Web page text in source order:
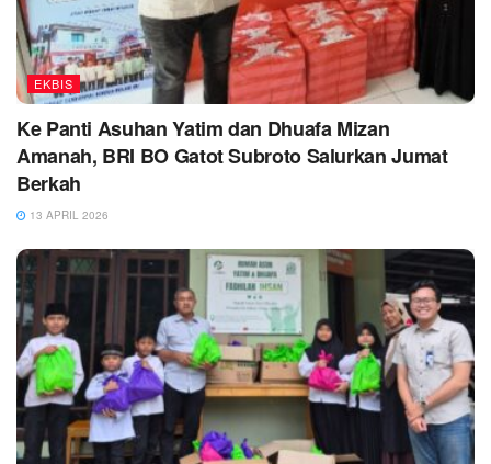
EKBIS
Ke Panti Asuhan Yatim dan Dhuafa Mizan
Amanah, BRI BO Gatot Subroto Salurkan Jumat
Berkah
13 APRIL 2026